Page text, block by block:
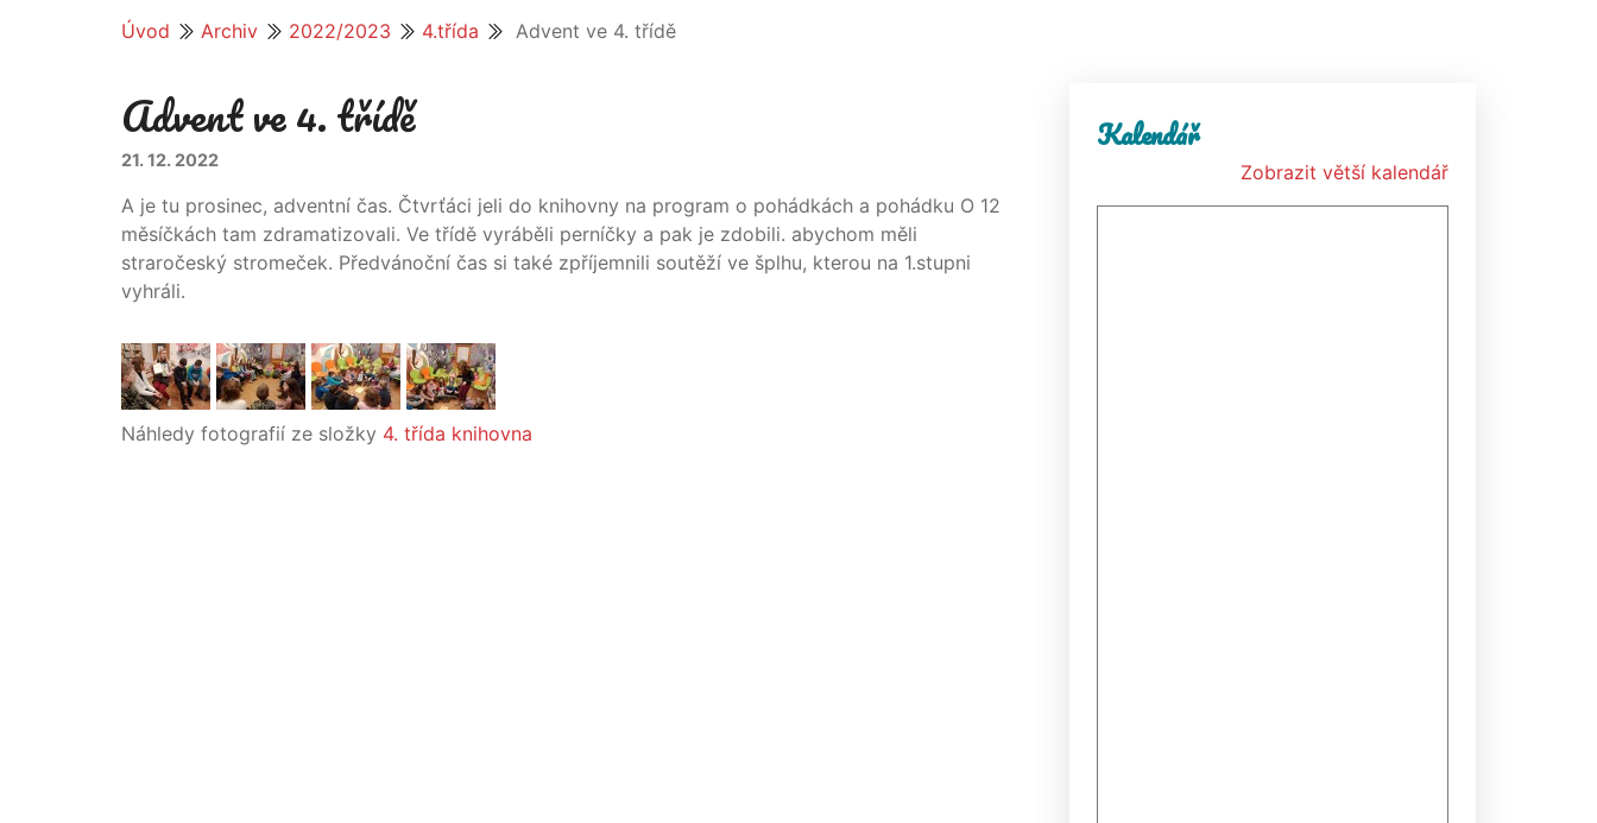
Úvod Archiv 2022/2023 4.třída Advent ve 4. třídě
Advent ve 4. třídě
21. 12. 2022
A je tu prosinec, adventní čas. Čtvrťáci jeli do knihovny na program o pohádkách a pohádku O 12
měsíčkách tam zdramatizovali. Ve třídě vyráběli perníčky a pak je zdobili. abychom měli
straročeský stromeček. Předvánoční čas si také zpříjemnili soutěží ve šplhu, kterou na 1.stupni
vyhráli.
Náhledy fotografií ze složky 4. třída knihovna
Kalendář
Zobrazit větší kalendář